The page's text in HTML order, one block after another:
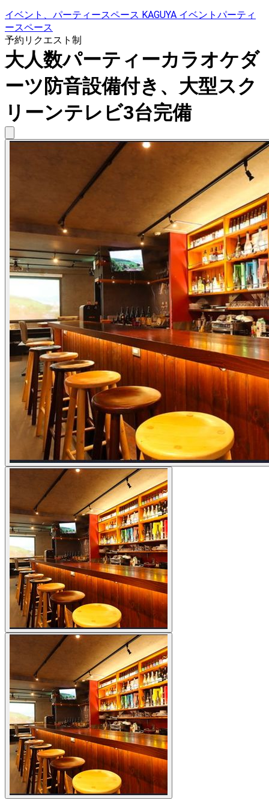
イベント、パーティースペース KAGUYA イベントパーティ
ースペース
予約リクエスト制
大人数パーティーカラオケダ
ーツ防音設備付き、大型スク
リーンテレビ3台完備